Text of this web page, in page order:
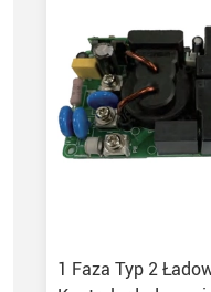
1 Faza Typ 2